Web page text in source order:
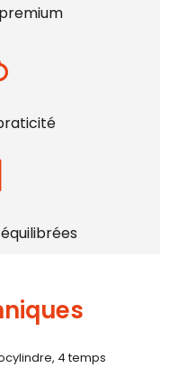
4 temps